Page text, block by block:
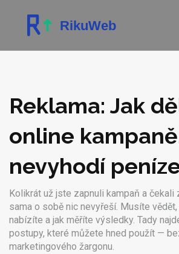
Reklama: Jak
online
nevyhodí
Kolikrát už jste zapnuli kampaň a čekali
sama o sobě nic nevyřeší. Musíte
nabízíte a jak měříte výsledky. Tady
postupy, které můžete hned použít —
marketingového žargonu.